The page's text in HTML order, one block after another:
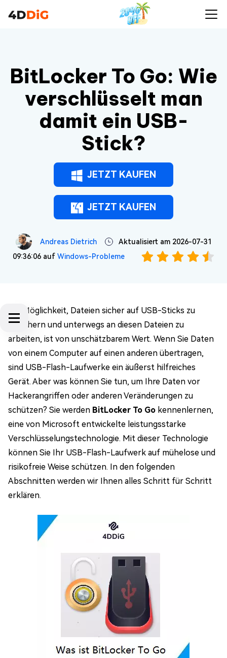
BitLocker To Go: Wie
verschlüsselt man
damit ein USB-
Stick?
JETZT KAUFEN
JETZT KAUFEN
Andreas Dietrich
Aktualisiert am 2026-07-31
09:36:06 auf Windows-Probleme
Die Möglichkeit, Dateien sicher auf USB-Sticks zu
speichern und unterwegs an diesen Dateien zu
arbeiten, ist von unschätzbarem Wert. Wenn Sie Daten
von einem Computer auf einen anderen übertragen,
sind USB-Flash-Laufwerke ein äußerst hilfreiches
Gerät. Aber was können Sie tun, um Ihre Daten vor
Hackerangriffen oder anderen Veränderungen zu
schützen? Sie werden BitLocker To Go kennenlernen,
eine von Microsoft entwickelte leistungsstarke
Verschlüsselungstechnologie. Mit dieser Technologie
können Sie Ihr USB-Flash-Laufwerk auf mühelose und
risikofreie Weise schützen. In den folgenden
Abschnitten werden wir Ihnen alles Schritt für Schritt
erklären.